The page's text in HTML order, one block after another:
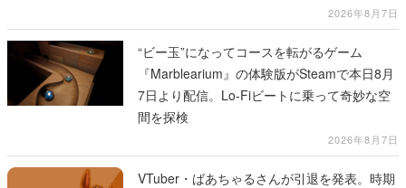
2026年8月7日
“ビー玉”になってコースを転がるゲーム
『Marblearium』の体験版がSteamで本日8月
7日より配信。Lo-Fiビートに乗って奇妙な空
間を探検
2026年8月7日
VTuber・ばあちゃるさんが引退を発表。時期